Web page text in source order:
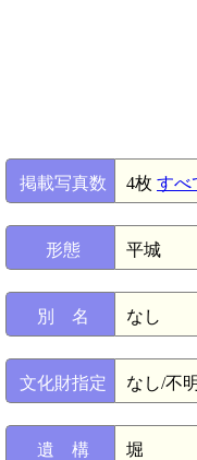
掲載写真数 4枚 すべ
形態 平城
別 名 なし
文化財指定 なし/不明
遺 構 堀